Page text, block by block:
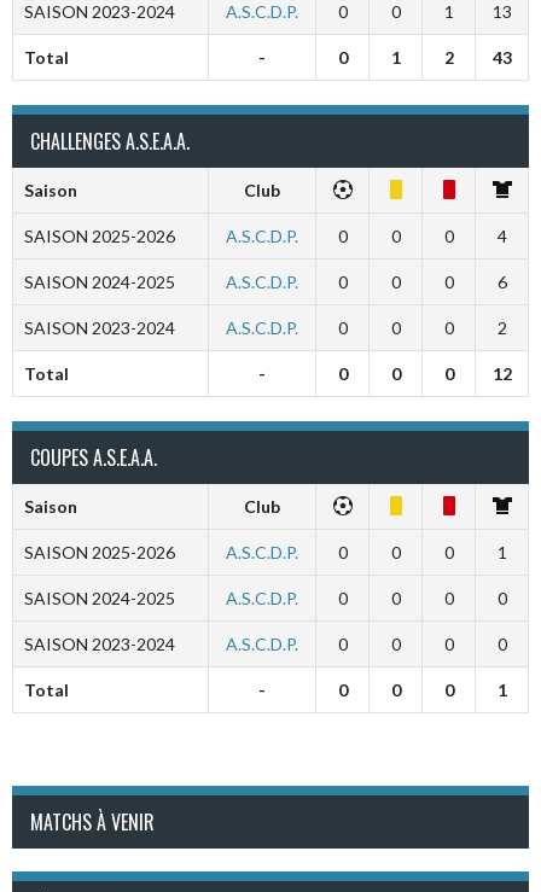
SAISON 2023-2024 A.S.C.D.P. 0 0 1 13
Total - 0 1 2 43
CHALLENGES A.S.E.A.A.
Saison Club
SAISON 2025-2026 A.S.C.D.P. 0 0 0 4
SAISON 2024-2025 A.S.C.D.P. 0 0 0 6
SAISON 2023-2024 A.S.C.D.P. 0 0 0 2
Total - 0 0 0 12
COUPES A.S.E.A.A.
Saison Club
SAISON 2025-2026 A.S.C.D.P. 0 0 0 1
SAISON 2024-2025 A.S.C.D.P. 0 0 0 0
SAISON 2023-2024 A.S.C.D.P. 0 0 0 0
Total - 0 0 0 1
MATCHS À VENIR